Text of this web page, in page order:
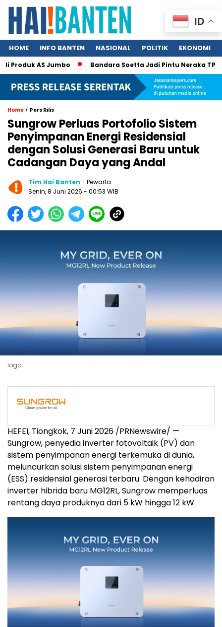
HOME INFO BANTEN NASIONAL POLITIK EKONOMI
AS Jumbo Bandara Soetta Jadi Pintu Neraka TPPO,
Home / Pers Rilis
Sungrow Perluas Portofolio Sistem
Penyimpanan Energi Residensial
dengan Solusi Generasi Baru untuk
Cadangan Daya yang Andal
Tim Hai Banten - Pewarta
Senin, 8 Juni 2026 - 00:53 WIB
logo
HEFEI, Tiongkok, 7 Juni 2026 /PRNewswire/ —
Sungrow, penyedia inverter fotovoltaik (PV) dan
sistem penyimpanan energi terkemuka di dunia,
meluncurkan solusi sistem penyimpanan energi
(ESS) residensial generasi terbaru. Dengan kehadiran
inverter hibrida baru MG12RL, Sungrow memperluas
rentang daya produknya dari 5 kW hingga 12 kW.
ID